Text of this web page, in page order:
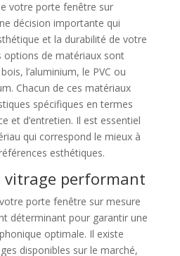
votre porte fenêtre sur
décision importante qui
et la durabilité de votre
options de matériaux sont
l’aluminium, le PVC ou
Chacun de ces matériaux
spécifiques en termes
et d’entretien. Il est essentiel
qui correspond le mieux à
esthétiques.
vitrage performant
porte fenêtre sur mesure
déterminant pour garantir une
optimale. Il existe
disponibles sur le marché,